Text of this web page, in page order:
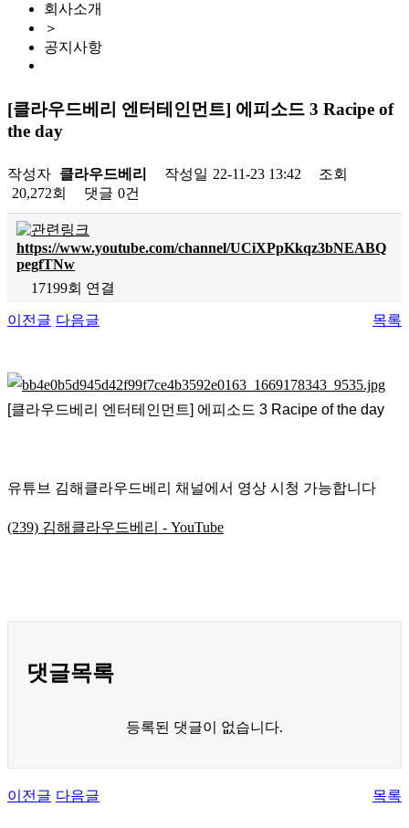
회사소개
＞
공지사항
[클라우드베리 엔터테인먼트] 에피소드 3 Racipe of
the day
작성자 클라우드베리 작성일 22-11-23 13:42
조회
20,272회
댓글 0건
https://www.youtube.com/channel/UCiXPpKkqz3bNEABQ
pegfTNw
17199회 연결
이전글 다음글 목록
[클라우드베리 엔터테인먼트] 에피소드 3 Racipe of the day
유튜브 김해클라우드베리 채널에서 영상 시청 가능합니다
(239) 김해클라우드베리 - YouTube
댓글목록
등록된 댓글이 없습니다.
이전글 다음글 목록